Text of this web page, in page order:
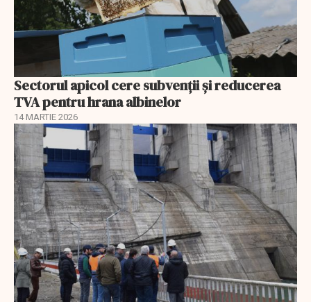
Sectorul apicol cere subvenții și reducerea
TVA pentru hrana albinelor
14 MARTIE 2026
EXCLUSIV